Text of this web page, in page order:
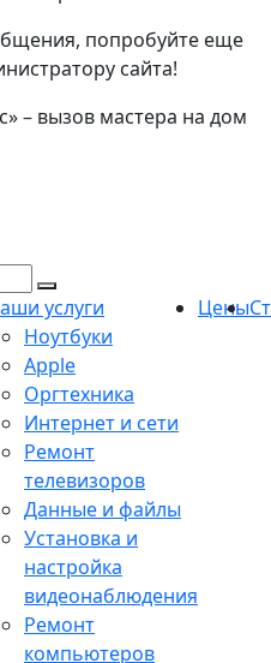
попробуйте еще
сайта!
– вызов мастера на дом
услуги
Ноутбуки
Apple
Оргтехника
Интернет и сети
Ремонт
телевизоров
Данные и файлы
Установка и
настройка
видеонаблюдения
Ремонт
компьютеров
Цены